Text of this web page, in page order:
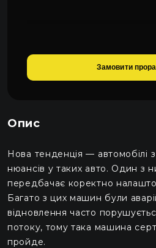
Замовити
Опис
Нова тенденція — автомобілі
нюансів у таких авто. Один з
передбачає коректно
Багато з цих машин були
відновлення часто
потоку, тому така машина
пройде.